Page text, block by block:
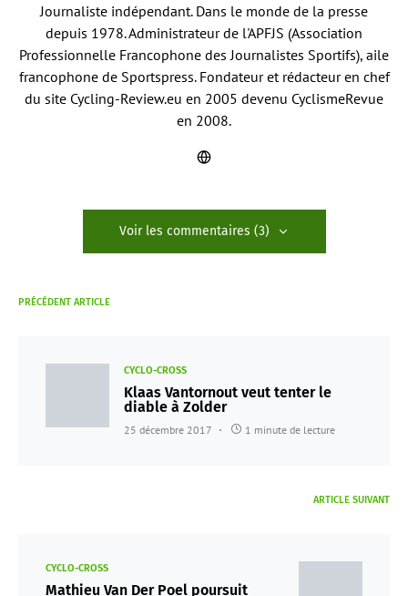
Journaliste indépendant. Dans le monde de la presse
depuis 1978. Administrateur de l'APFJS (Association
Professionnelle Francophone des Journalistes Sportifs), aile
francophone de Sportspress. Fondateur et rédacteur en chef
du site Cycling-Review.eu en 2005 devenu CyclismeRevue
en 2008.
Voir les commentaires (3)
PRÉCÉDENT ARTICLE
CYCLO-CROSS
Klaas Vantornout veut tenter le
diable à Zolder
25 décembre 2017 1 minute de lecture
ARTICLE SUIVANT
CYCLO-CROSS
Mathieu Van Der Poel poursuit